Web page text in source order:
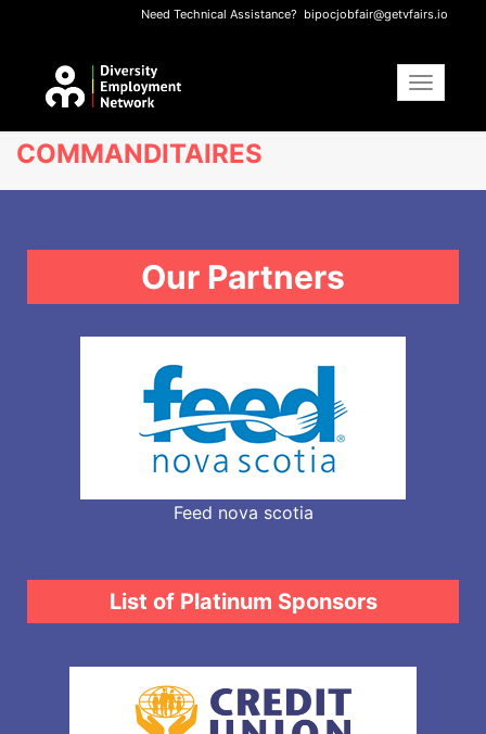
Need Technical Assistance? bipocjobfair@getvfairs.io
Toggle
COMMANDITAIRES
Our Partners
Feed nova scotia
List of Platinum Sponsors